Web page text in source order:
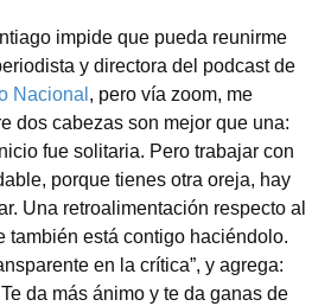
impide que pueda reunirme
y directora del podcast de
Nacional , pero vía zoom, me
dos cabezas son mejor que una:
fue solitaria. Pero trabajar con
porque tienes otra oreja, hay
Una retroalimentación respecto al
también está contigo haciéndolo.
en la crítica”, y agrega:
da más ánimo y te da ganas de